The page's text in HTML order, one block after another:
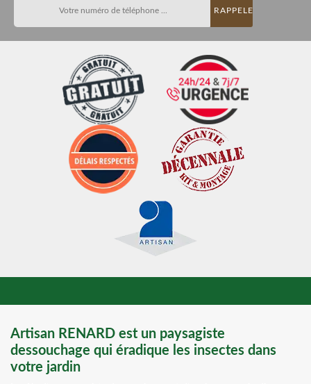
Artisan RENARD est un paysagiste
dessouchage qui éradique les insectes dans
votre jardin